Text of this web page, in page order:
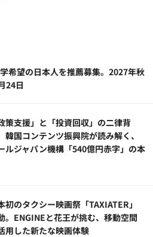
希望の日本人を推薦募集。2027年秋
24日
政策支援」と「投資回収」の二律背
韓国コンテンツ振興院が読み解く、
ルジャパン機構「540億円赤字」の本
初のタクシー映画祭「TAXIATER」
。ENGINEと花王が挑む、移動空間
用した新たな映画体験